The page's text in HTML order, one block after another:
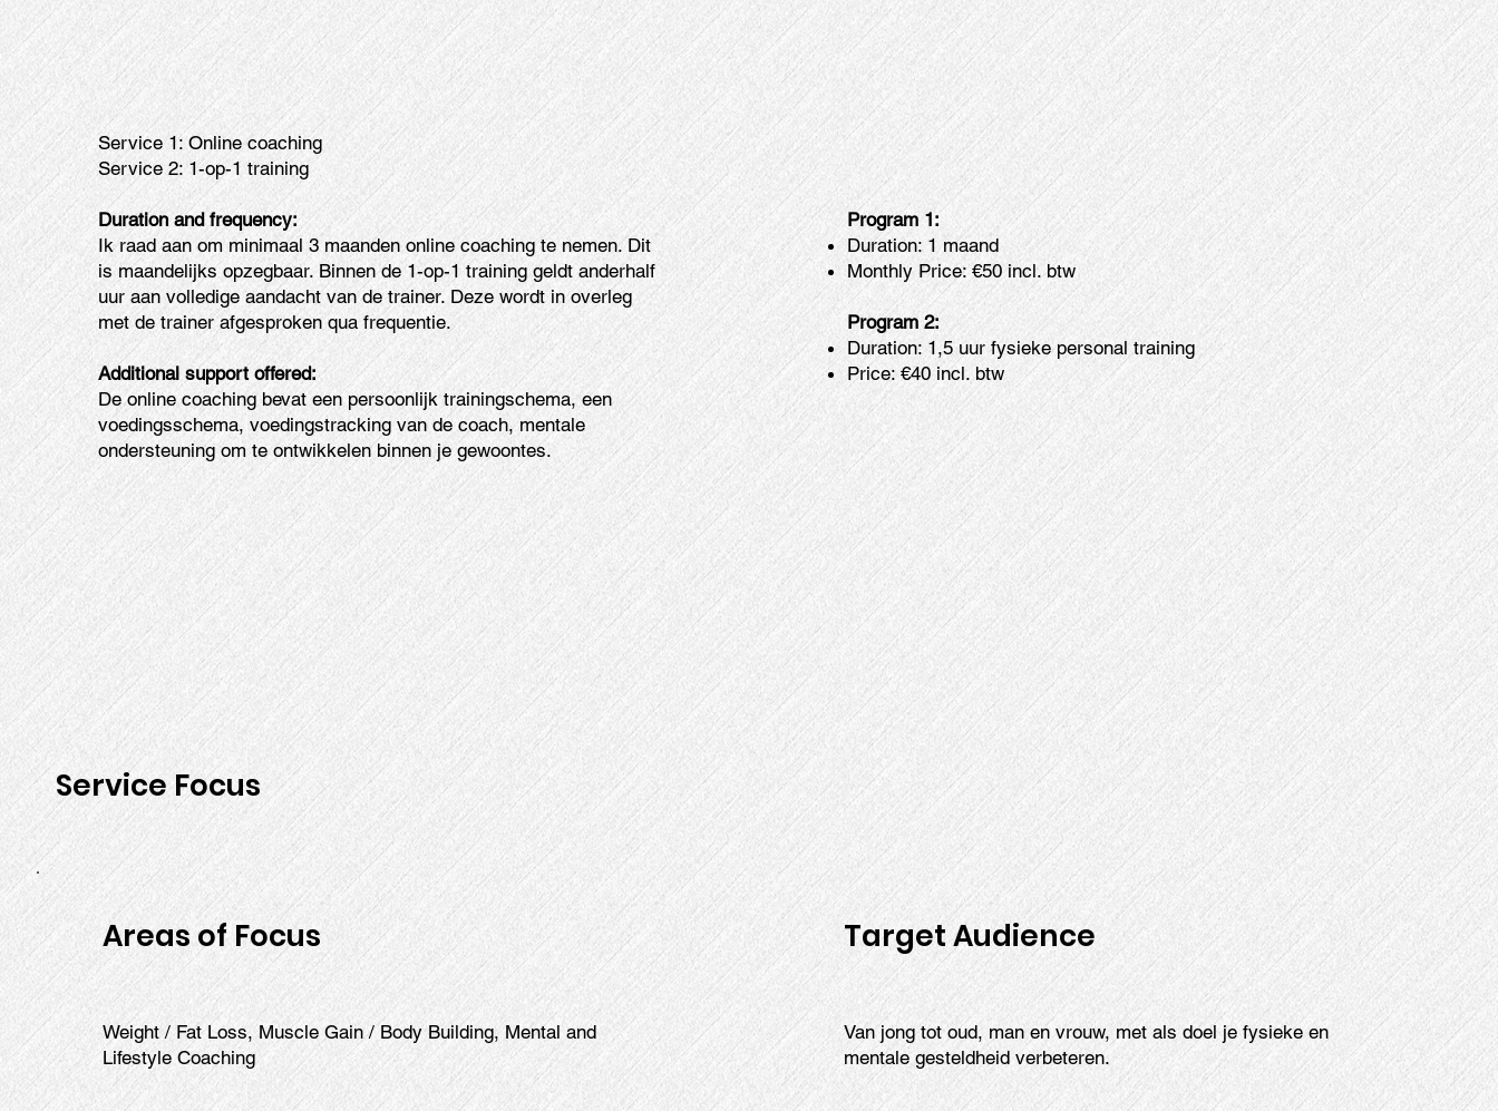
Service 1: Online coaching
Service 2: 1-op-1 training
Duration and frequency:
Ik raad aan om minimaal 3 maanden online coaching te nemen. Dit
is maandelijks opzegbaar. Binnen de 1-op-1 training geldt anderhalf
uur aan volledige aandacht van de trainer. Deze wordt in overleg
met de trainer afgesproken qua frequentie.
Additional support offered:
De online coaching bevat een persoonlijk trainingschema, een
voedingsschema, voedingstracking van de coach, mentale
ondersteuning om te ontwikkelen binnen je gewoontes.
Program 1:
Duration: 1 maand
Monthly Price: €50 incl. btw
Program 2:
Duration: 1,5 uur fysieke personal training
Price: €40 incl. btw
Service Focus
Areas of Focus
Weight / Fat Loss, Muscle Gain / Body Building, Mental and
Lifestyle Coaching
Target Audience
Van jong tot oud, man en vrouw, met als doel je fysieke en
mentale gesteldheid verbeteren.